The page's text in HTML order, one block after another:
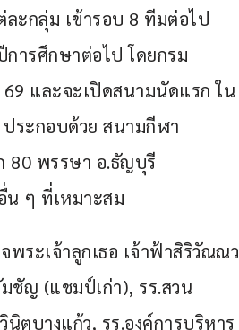
ะกลุ่ม เข้ารอบ 8 ทีมต่อไป
ารศึกษาต่อไป โดยกรม
และจะเปิดสนามนัดแรก ใน
ระกอบด้วย สนามกีฬา
80 พรรษา อ.ธัญบุรี
ๆ ที่เหมาะสม
ระเจ้าลูกเธอ เจ้าฟ้าสิริวัณณว
ชัญ (แชมป์เก่า), รร.สวน
บางแก้ว, รร.องค์การบริหาร